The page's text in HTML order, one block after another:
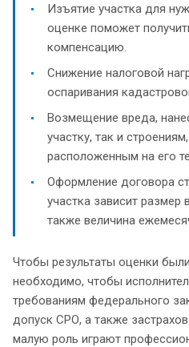
Изъятие участка для
оценке поможет
компенсацию.
Снижение налоговой
оспаривания
Возмещение вреда,
участку, так и
расположенным на его
Оформление договора
участка зависит
также величина
Чтобы результаты оценки
необходимо, чтобы
требованиям федерального
допуск СРО, а также
малую роль играют